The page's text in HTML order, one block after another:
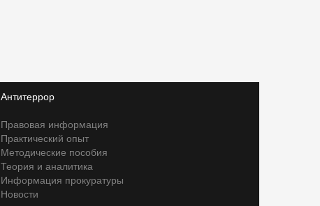
Антитеррор
Правовая информация
Практический опыт
Методические пособия
Теория и аналитика
Информация прокуратуры
Новости